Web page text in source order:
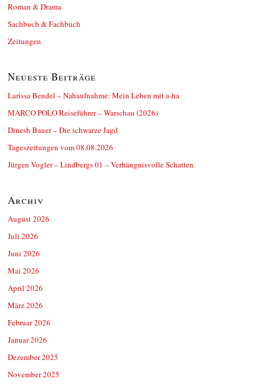
Roman & Drama
Sachbuch & Fachbuch
Zeitungen
Neueste Beiträge
Larissa Bendel – Nahaufnahme: Mein Leben mit a-ha
MARCO POLO Reiseführer – Warschau (2026)
Dinesh Bauer – Die schwarze Jagd
Tageszeitungen vom 08.08.2026
Jürgen Vogler – Lindbergs 01 – Verhängnisvolle Schatten
Archiv
August 2026
Juli 2026
Juni 2026
Mai 2026
April 2026
März 2026
Februar 2026
Januar 2026
Dezember 2025
November 2025